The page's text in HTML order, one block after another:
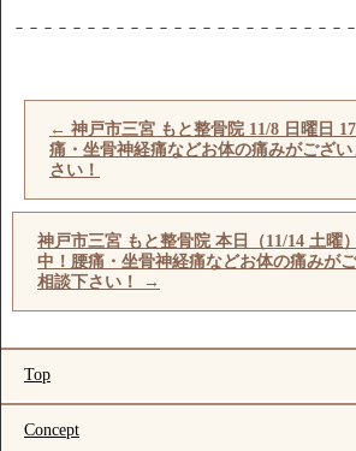
－－－－－－－－－－－－－－－－－－－－－－－
← 神戸市三宮 もと整骨院 11/8 日曜日
痛・坐骨神経痛などお体の痛みがござ
さい！
神戸市三宮 もと整骨院 本日（11/14 土曜
中！腰痛・坐骨神経痛などお体の痛みが
相談下さい！
→
Top
Concept